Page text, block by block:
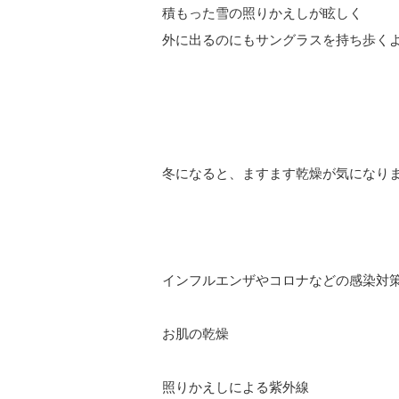
積もった雪の照りかえしが眩しく
外に出るのにもサングラスを持ち歩く
冬になると、ますます乾燥が気になり
インフルエンザやコロナなどの感染対
お肌の乾燥
照りかえしによる紫外線